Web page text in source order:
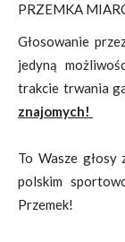
PRZEMKA
Głosowanie
jedyną
trakcie trwania
znajomych!
To Wasze głosy
polskim
Przemek!